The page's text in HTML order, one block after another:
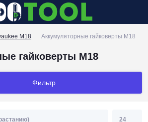
M18 Аккумуляторные гайковерты M18
гайковерты M18
Фильтр